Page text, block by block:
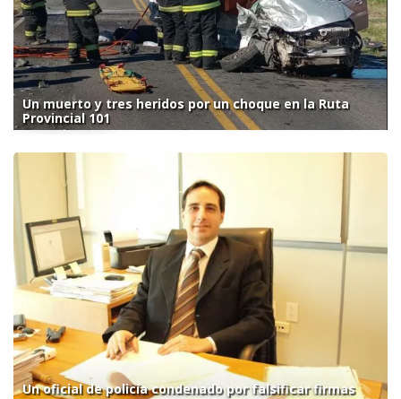
Un muerto y tres heridos por un choque en la Ruta
Provincial 101
Un oficial de policía condenado por falsificar firmas